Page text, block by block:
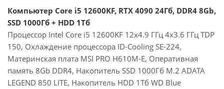
Компьютер Core i5 12600KF, RTX 4090 24Гб, DDR4 8Gb,
SSD 1000Гб + HDD 1Тб
Процессор Intel Core i5 12600KF 12x4.9 ГГц 4x3.6 ГГц TDP
150, Охлаждение процессора ID-Cooling SE-224,
Материнская плата MSI PRO H610M-E, Оперативная
память 8Gb DDR4, Накопитель SSD 1000Гб M.2 ADATA
LEGEND 850 LITE, Накопитель HDD 1Тб WD Blue